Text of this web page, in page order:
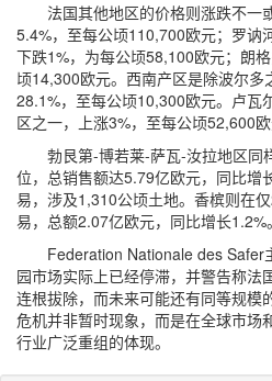
法国其他地区的价格则涨跌不一
5.4%，至每公顷110,700欧元；罗讷
下跌1%，为每公顷58,100欧元；朗
顷14,300欧元。西南产区是除波尔
28.1%，至每公顷10,300欧元。卢瓦
区之一，上涨3%，至每公顷52,600欧
勃艮第-博若莱-萨瓦-汝拉地区同
位，总销售额达5.79亿欧元，同比增
易，涉及1,310公顷土地。香槟则在
易，总额2.07亿欧元，同比增长1.2%。
Federation Nationale des Safer
园市场实际上已经停滞，并警告称法
连根拔除，而未来可能还有同等规模
危机并非暂时现象，而是在全球市场
行业广泛重组的体现。